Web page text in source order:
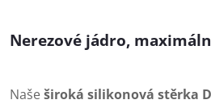
Nerezové jádro,
Našeširoká silikonová stěrka